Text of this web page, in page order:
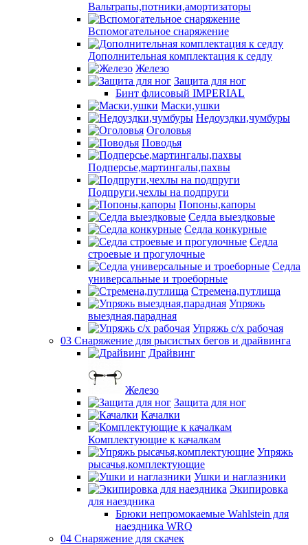
Вальтрапы,потники,амортизаторы
Вспомогательное снаряжение
Дополнительная комплектация к седлу
Железо
Защита для ног
Бинт флисовый IMPERIAL
Маски,ушки
Недоуздки,чумбуры
Оголовья
Поводья
Подперсье,мартингалы,пахвы
Подпруги,чехлы на подпруги
Попоны,капоры
Седла выездковые
Седла конкурные
Седла
строевые и прогулочные
Седла
универсальные и троеборные
Стремена,путлища
Упряжь
выездная,парадная
Упряжь с/х рабочая
03 Снаряжение для рысистых бегов и драйвинга
Драйвинг
Железо
Защита для ног
Качалки
Комплектующие к качалкам
Упряжь
рысачья,комплектующие
Ушки и наглазники
Экипировка
для наездника
Брюки непромокаемые Wahlstein для
наездника WRQ
04 Снаряжение для скачек